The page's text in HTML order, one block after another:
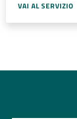
VAI AL SERVIZIO